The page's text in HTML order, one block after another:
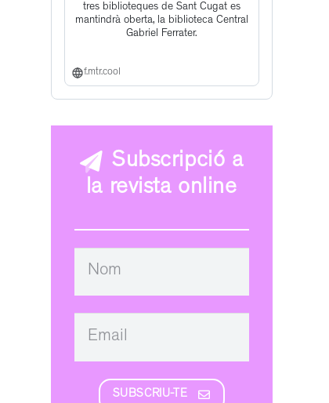
tres biblioteques de Sant Cugat es
mantindrà oberta, la biblioteca Central
Gabriel Ferrater.
f.mtr.cool
Subscripció a
la revista online
SUBSCRIU-TE